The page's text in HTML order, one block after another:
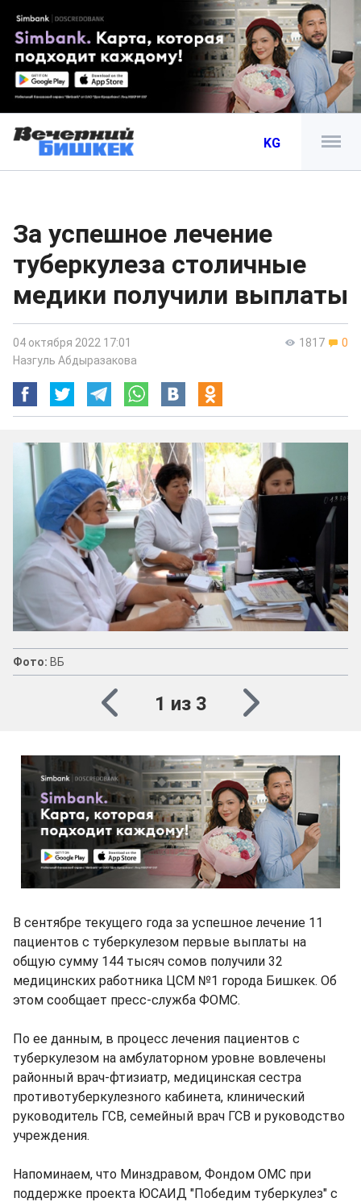
KG
За успешное лечение
туберкулеза столичные
медики получили выплаты
1817 0
04 октября 2022 17:01
Назгуль Абдыразакова
Фото: ВБ
1 из 3
В сентябре текущего года за успешное лечение 11
пациентов с туберкулезом первые выплаты на
общую сумму 144 тысяч сомов получили 32
медицинских работника ЦСМ №1 города Бишкек. Об
этом сообщает пресс-служба ФОМС.
По ее данным, в процесс лечения пациентов с
туберкулезом на амбулаторном уровне вовлечены
районный врач-фтизиатр, медицинская сестра
противотуберкулезного кабинета, клинический
руководитель ГСВ, семейный врач ГСВ и руководство
учреждения.
Напоминаем, что Минздравом, Фондом ОМС при
поддержке проекта ЮСАИД "Победим туберкулез" с